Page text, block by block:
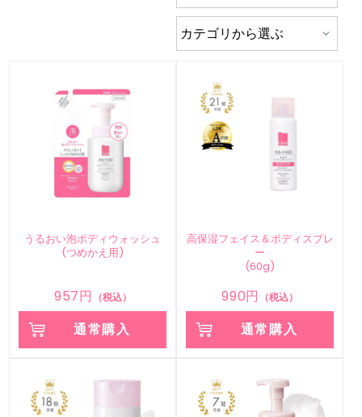
うるおい泡ボディウォッシュ
(つめかえ用)
957円 （税込）
通常購入
高保湿フェイス＆ボディスプレ
ー
(60g)
990円 （税込）
通常購入